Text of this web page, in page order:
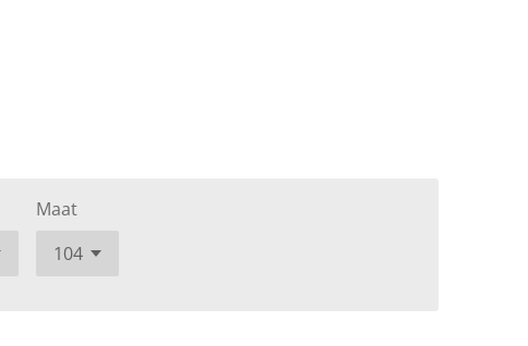
Maat